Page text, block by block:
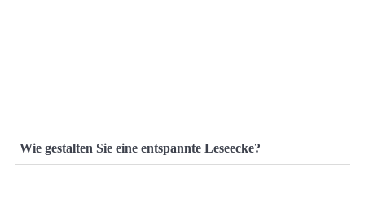
Wie gestalten Sie eine entspannte Leseecke?